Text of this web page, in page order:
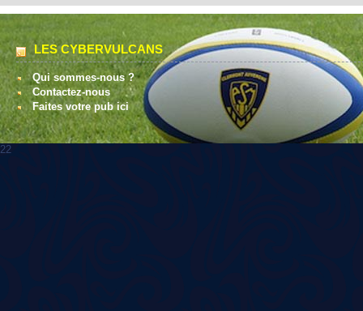
LES CYBERVULCANS
Qui sommes-nous ?
Contactez-nous
Faites votre pub ici
22